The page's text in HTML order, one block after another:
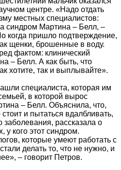
центре. «Надо отдать
местных специалистов:
синдром Мартина – Белл, –
когда пришло подтверждение,
щенки, брошенные в воду.
фактом: клинический
– Белл. А как быть, что
хотите, так и выплывайте».
специалиста, которая им
в которой вырос
– Белл. Объяснила, что,
и пытаться вдалбливать,
заболевания, рассказала о
у кого этот синдром.
которые умеют работать с
делать то, что не нужно, и
– говорит Петров.